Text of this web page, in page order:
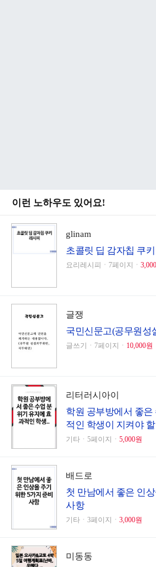
이런 노하우도 있어요!
glinam
초콜릿 딥 감자칩 쿠키
요리레시피ㆍ7페이지ㆍ
글쟁
국민신문고(공무원성
글쓰기ㆍ7페이지ㆍ 10,000원
리터러시아이
학원 공부방에서 좋
적인 학생이 지켜야
기타ㆍ5페이지ㆍ 5,000원
배드로
첫 만남에서 좋은 인
사항
기타ㆍ3페이지ㆍ 3,000원
미동동